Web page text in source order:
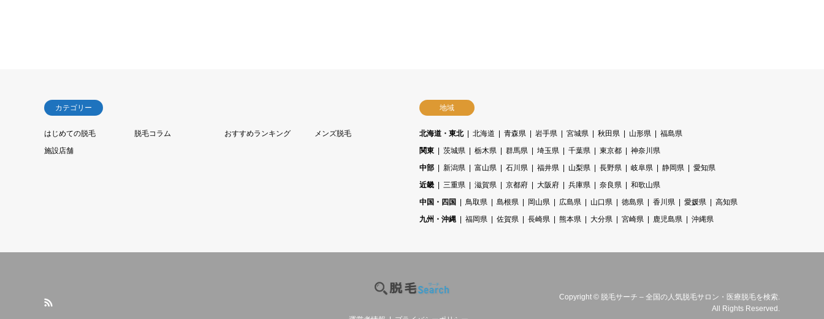
カテゴリー
はじめての脱毛 脱毛コラム おすすめランキング
メンズ脱毛
施設店舗
地域
北海道・東北 北海道 青森県 岩手県 宮城県 秋田県 山形県
福島県
関東
茨城県 栃木県 群馬県 埼玉県 千葉県 東京都
神奈川県
中部
新潟県 富山県 石川県 福井県 山梨県 長野県 岐阜県 静岡県
愛知県
近畿
三重県 滋賀県 京都府 大阪府 兵庫県 奈良県
和歌山県
中国・四国
鳥取県 島根県 岡山県 広島県 山口県 徳島県 香川県 愛媛県
高知県
九州・沖縄
福岡県 佐賀県 長崎県 熊本県 大分県 宮崎県 鹿児島県 沖縄県
Copyright © 脱毛サーチ – 全国の人気脱毛サロン・医療脱毛を検索.
All Rights Reserved.